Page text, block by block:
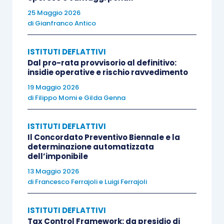
effettuare il pagamento
di 2 rate, anche non consecutive, di
quelle nelle quali il debitore ha scelto di
dilazionare il pagamento;
dell’ultima rata
debitore ha scelto di dilazionare il
pagamento.
Nell’ipotesi di inefficacia della Rottamazione-
quinquies(cfr. pure FAQ n. 15 pubblicata sul sito
i versamenti effettuati sono considerati
titolo di acconto
25 Maggio 2026
di Gianfranco Antico
ISTITUTI DEFLATTIVI
Dal pro-rata provvisorio al definitivo:
insidie operative e rischio ravvedimento
19 Maggio 2026
di Filippo Momie Gilda Genna
ISTITUTI DEFLATTIVI
Il Concordato Preventivo Biennale e la
determinazione automatizzata
dell’imponibile
13 Maggio 2026
di Francesco Ferrajolie Luigi Ferrajoli
ISTITUTI DEFLATTIVI
Tax Control Framework: da presidio di